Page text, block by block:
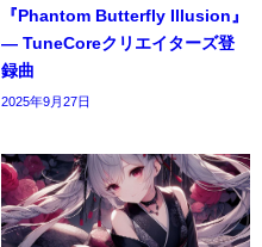
『Phantom Butterfly Illusion』
― TuneCoreクリエイターズ登
録曲
2025年9月27日